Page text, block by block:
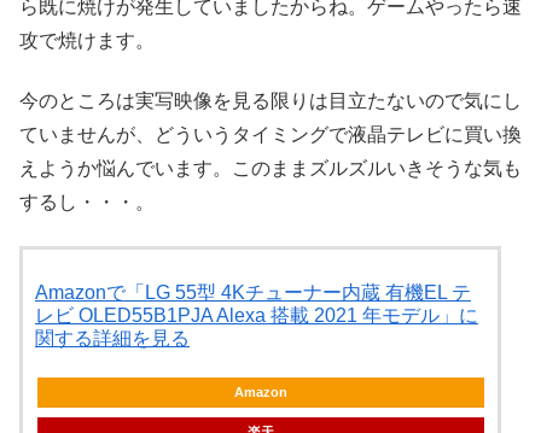
ら既に焼けが発生していましたからね。ゲームやったら速
攻で焼けます。
今のところは実写映像を見る限りは目立たないので気にし
ていませんが、どういうタイミングで液晶テレビに買い換
えようか悩んでいます。このままズルズルいきそうな気も
するし・・・。
Amazonで「LG 55型 4Kチューナー内蔵 有機EL テ
レビ OLED55B1PJA Alexa 搭載 2021 年モデル」に
関する詳細を見る
Amazon